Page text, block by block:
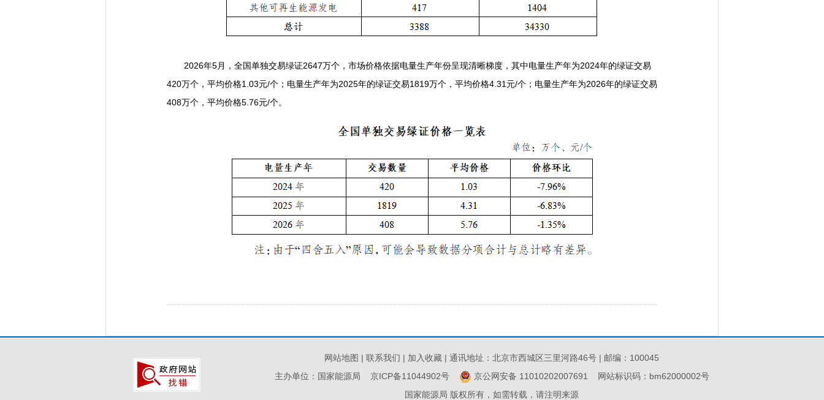
2026年5月，全国单独交易绿证2647万个，市场价格依据电量生产年份呈现清晰梯度，其中电量生产年为2024年的绿证交易
420万个，平均价格1.03元/个；电量生产年为2025年的绿证交易1819万个，平均价格4.31元/个；电量生产年为2026年的绿证交易
408万个，平均价格5.76元/个。